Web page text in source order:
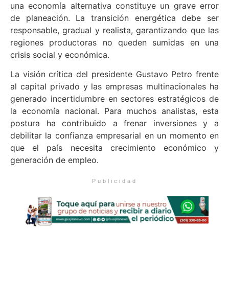
una economía alternativa constituye un grave error
de planeación. La transición energética debe ser
responsable, gradual y realista, garantizando que las
regiones productoras no queden sumidas en una
crisis social y económica.
La visión crítica del presidente Gustavo Petro frente
al capital privado y las empresas multinacionales ha
generado incertidumbre en sectores estratégicos de
la economía nacional. Para muchos analistas, esta
postura ha contribuido a frenar inversiones y a
debilitar la confianza empresarial en un momento en
que el país necesita crecimiento económico y
generación de empleo.
Publicidad